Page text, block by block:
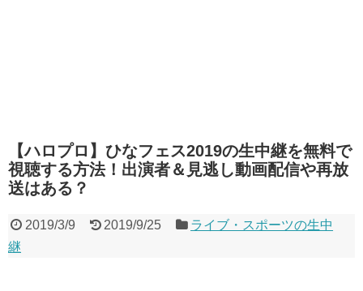
【ハロプロ】ひなフェス2019の生中継を無料で
視聴する方法！出演者＆見逃し動画配信や再放
送はある？
2019/3/9 2019/9/25
ライブ・スポーツの生中
継